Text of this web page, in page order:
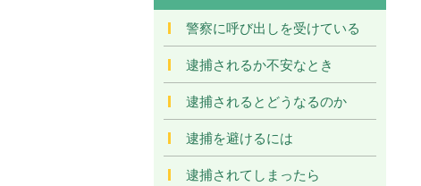
警察に呼び出しを受けている
逮捕されるか不安なとき
逮捕されるとどうなるのか
逮捕を避けるには
逮捕されてしまったら